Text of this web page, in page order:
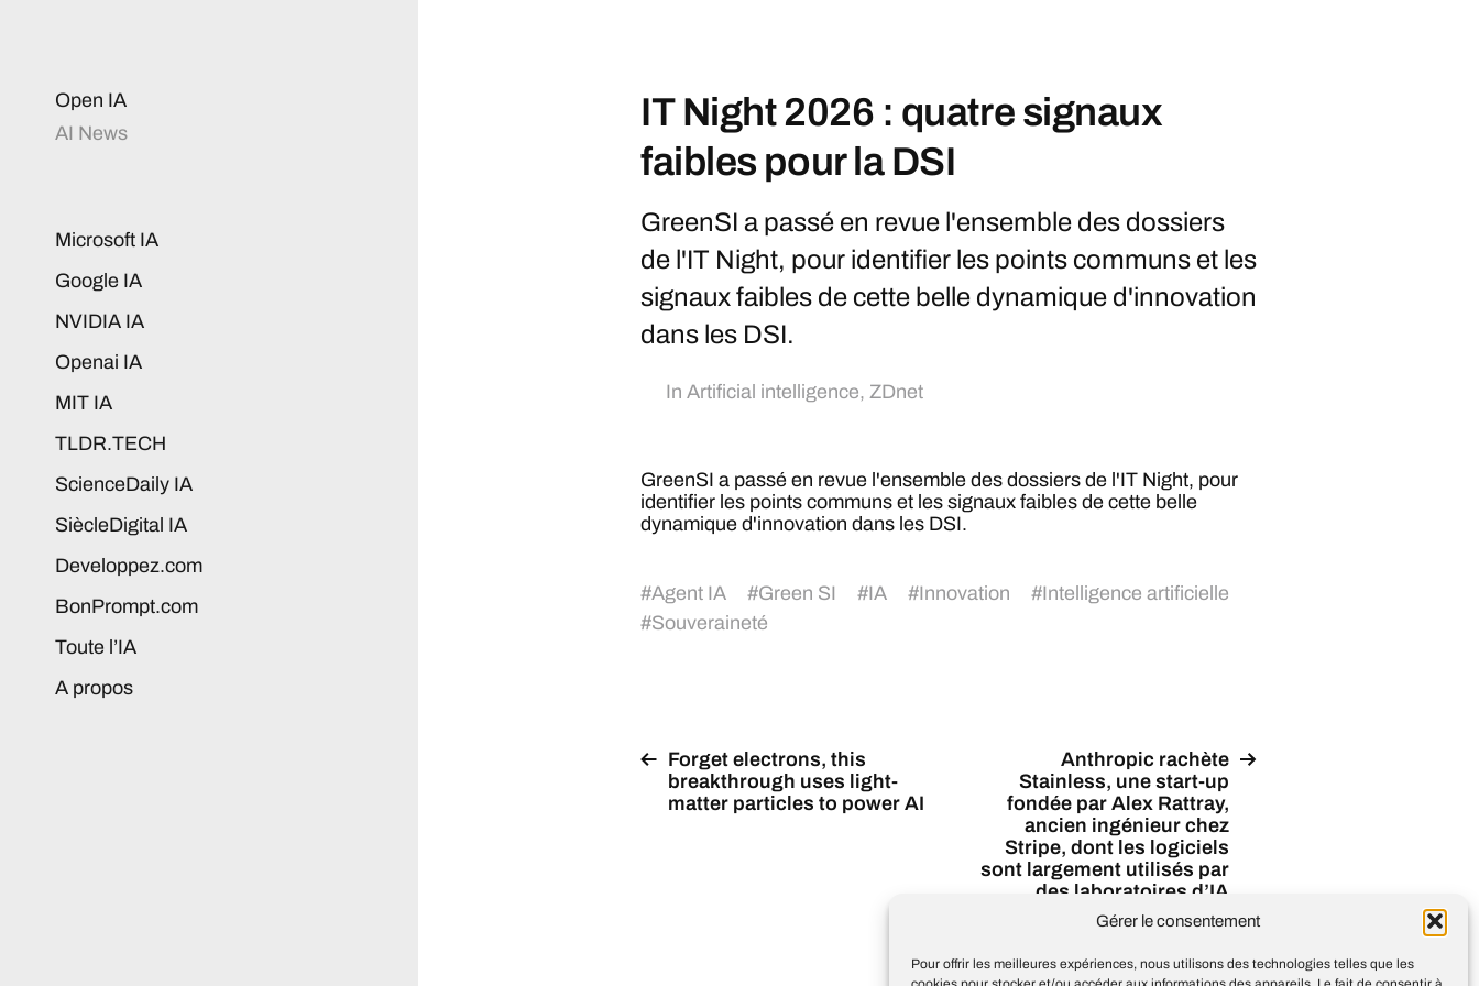
Gérer le consentement
Pour offrir les meilleures expériences, nous utilisons des technologies telles que les
Open IA
AI News
Microsoft IA
Google IA
NVIDIA IA
Openai IA
MIT IA
TLDR.TECH
ScienceDaily IA
SiècleDigital IA
Developpez.com
BonPrompt.com
Toute l’IA
A propos
IT Night 2026 : quatre signaux
faibles pour la DSI
GreenSI a passé en revue l'ensemble des dossiers
de l'IT Night, pour identifier les points communs et les
signaux faibles de cette belle dynamique d'innovation
dans les DSI.
In Artificial intelligence, ZDnet
GreenSI a passé en revue l'ensemble des dossiers de l'IT Night, pour
identifier les points communs et les signaux faibles de cette belle
dynamique d'innovation dans les DSI.
#Agent IA #Green SI #IA #Innovation #Intelligence artificielle
#Souveraineté
Forget electrons, this
breakthrough uses light-
matter particles to power AI
Anthropic rachète
Stainless, une start-up
fondée par Alex Rattray,
ancien ingénieur chez
Stripe, dont les logiciels
sont largement utilisés par
des laboratoires d’IA
concurrents, dont OpenAI et